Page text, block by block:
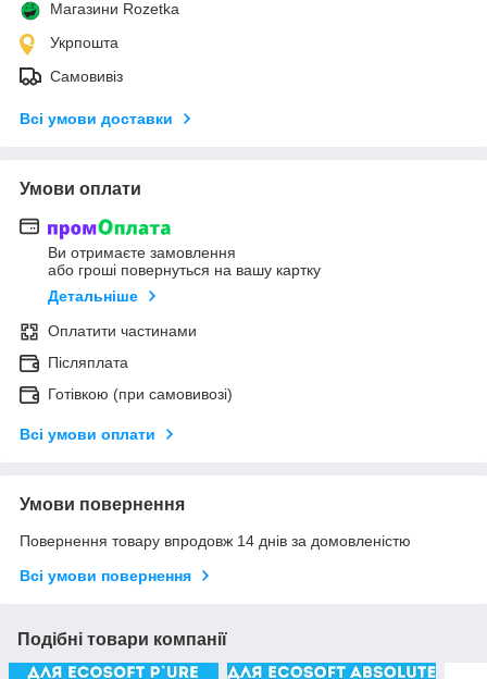
Магазини Rozetka
Укрпошта
Самовивіз
Всі умови доставки
Умови оплати
Ви отримаєте замовлення
або гроші повернуться на вашу картку
Детальніше
Оплатити частинами
Післяплата
Готівкою (при самовивозі)
Всі умови оплати
Умови повернення
Повернення товару впродовж 14 днів за домовленістю
Всі умови повернення
Подібні товари компанії